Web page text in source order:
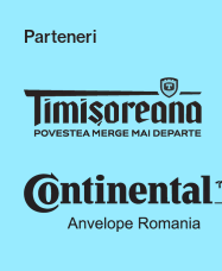
Parteneri